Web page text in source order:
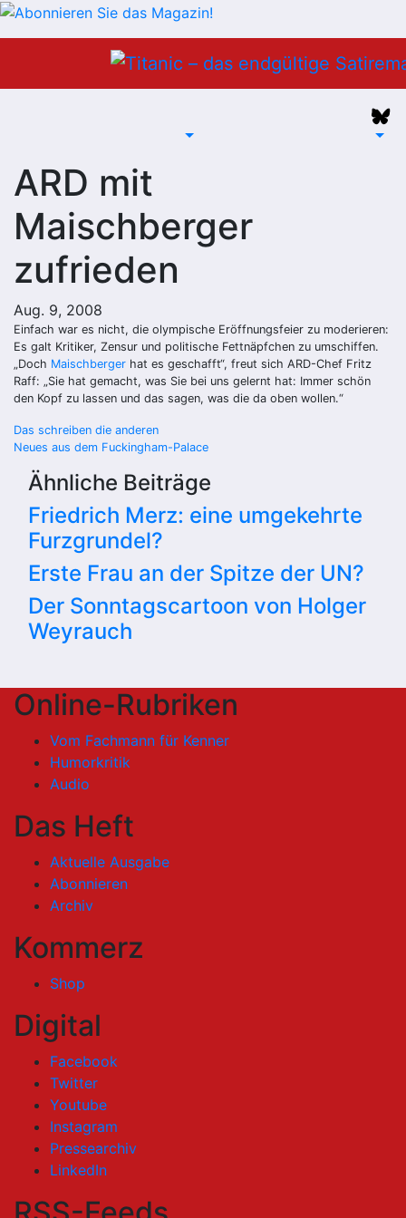
ARD mit
Maischberger
zufrieden
Aug. 9, 2008
Einfach war es nicht, die olympische Eröffnungsfeier zu moderieren:
Es galt Kritiker, Zensur und politische Fettnäpfchen zu umschiffen.
„Doch Maischberger hat es geschafft“, freut sich ARD-Chef Fritz
Raff: „Sie hat gemacht, was Sie bei uns gelernt hat: Immer schön
den Kopf zu lassen und das sagen, was die da oben wollen.“
Beitragsnavigation
Das schreiben die anderen
Neues aus dem Fuckingham-Palace
Ähnliche Beiträge
Friedrich Merz: eine umgekehrte
Furzgrundel?
Erste Frau an der Spitze der UN?
Der Sonntagscartoon von Holger
Weyrauch
Online-Rubriken
Vom Fachmann für Kenner
Humorkritik
Audio
Das Heft
Aktuelle Ausgabe
Abonnieren
Archiv
Kommerz
Shop
Digital
Facebook
Twitter
Youtube
Instagram
Pressearchiv
LinkedIn